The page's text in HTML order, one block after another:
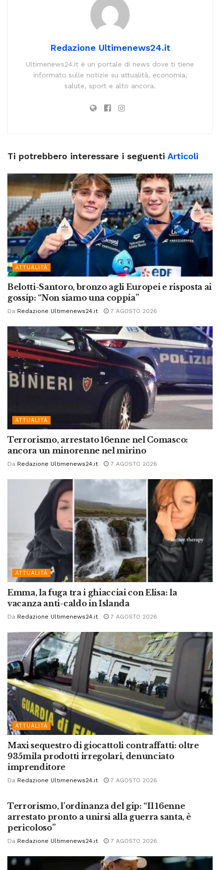
Redazione Ultimenews24.it
Ultimenews24.it è un portale di news dove ti tiene
informato sulle notizie su attualità, economia,
salute, sport e alto ancora.
Ti potrebbero interessare i seguenti Articoli
ATTUALITÀ
Belotti-Santoro, bronzo agli Europei e risposta ai
gossip: “Non siamo una coppia”
Da Redazione Ultimenews24.it 7 AGOSTO 2026
ATTUALITÀ
Terrorismo, arrestato 16enne nel Comasco:
ancora un minorenne nel mirino
Da Redazione Ultimenews24.it 7 AGOSTO 2026
ATTUALITÀ
Emma, la fuga tra i ghiacciai con Elisa: la
vacanza anti-caldo in Islanda
Da Redazione Ultimenews24.it 7 AGOSTO 2026
ATTUALITÀ
Maxi sequestro di giocattoli contraffatti: oltre
935mila prodotti irregolari, denunciato
imprenditore
Da Redazione Ultimenews24.it 7 AGOSTO 2026
Terrorismo, l’ordinanza del gip: “Il 16enne
arrestato pronto a unirsi alla guerra santa, è
pericoloso”
Da Redazione Ultimenews24.it 7 AGOSTO 2026